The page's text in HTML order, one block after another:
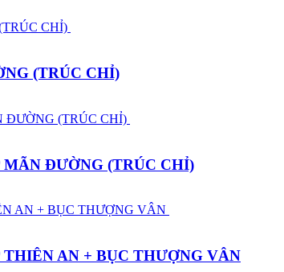
(TRÚC CHỈ)
ĐƯỜNG (TRÚC CHỈ)
AN + BỤC THƯỢNG VÂN